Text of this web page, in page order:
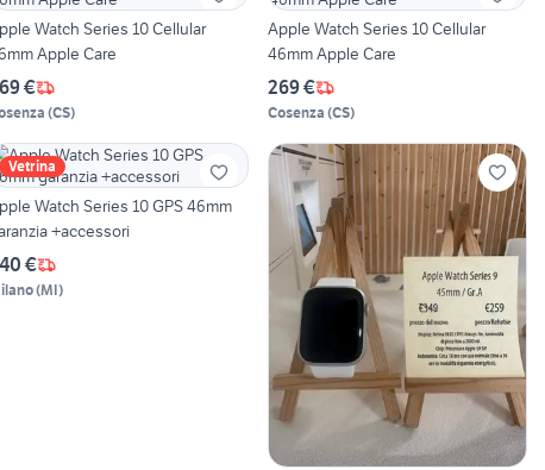
Watch Series 10 Cellular
Apple Care
€
(CS)
Apple Watch Series 10 Cellular
46mm Apple Care
269 €
Cosenza (CS)
Vetrina
Watch Series 10 GPS 46mm
+accessori
€
(MI)